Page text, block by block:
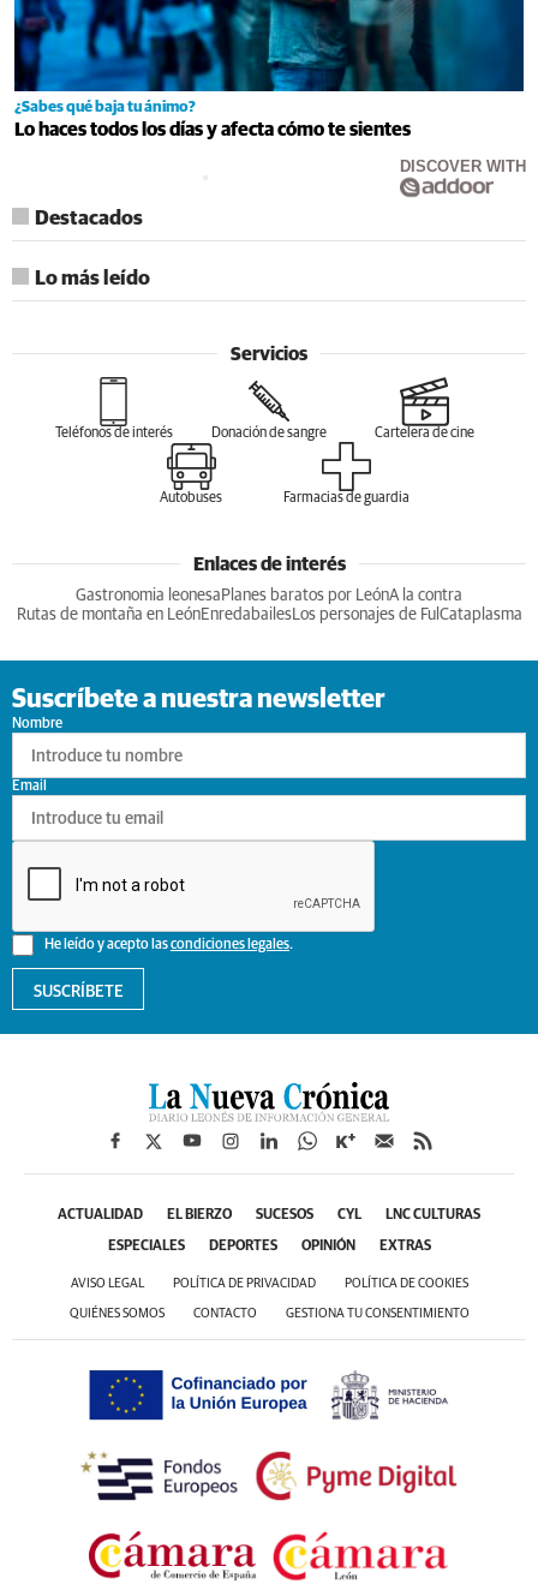
¿Sabes qué baja tu ánimo?
Lo haces todos los días y afecta cómo te sientes
DISCOVER WITH
Destacados
Lo más leído
Servicios
Teléfonos de interés Donación de sangre Cartelera de cine
Autobuses Farmacias de guardia
Enlaces de interés
Gastronomia leonesa Planes baratos por LeónA la contra
Rutas de montaña en LeónEnredabailesLos personajes de Ful Cataplasma
Suscríbete a nuestra newsletter
Nombre
He leído y acepto lascondiciones legales.
Email
SUSCRÍBETE
ACTUALIDAD EL BIERZO SUCESOS CYL LNC CULTURAS
ESPECIALES DEPORTES OPINIÓN EXTRAS
AVISO LEGAL POLÍTICA DE PRIVACIDAD POLÍTICA DE COOKIES
QUIÉNES SOMOS CONTACTO GESTIONA TU CONSENTIMIENTO